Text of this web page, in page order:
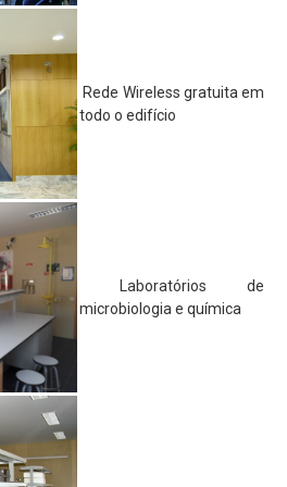
Escola
e Contas
Rede Wireless gratuita em
todo o edifício
Laboratórios de
microbiologia e química